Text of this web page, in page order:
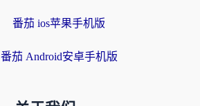
番茄 ios苹果手机版
番茄 Android安卓手机版